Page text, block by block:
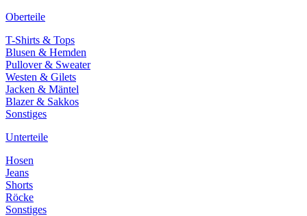
Oberteile
T-Shirts & Tops
Blusen & Hemden
Pullover & Sweater
Westen & Gilets
Jacken & Mäntel
Blazer & Sakkos
Sonstiges
Unterteile
Hosen
Jeans
Shorts
Röcke
Sonstiges